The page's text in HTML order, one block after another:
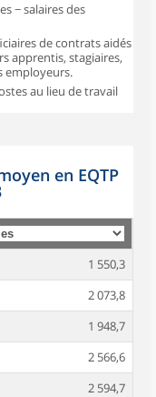
− salaires des
de contrats aidés
apprentis, stagiaires,
employeurs.
au lieu de travail
en EQTP
1 550,3
2 073,8
1 948,7
2 566,6
2 594,7